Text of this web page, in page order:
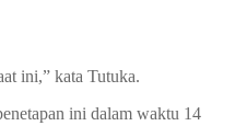
ini,” kata Tutuka.
ini dalam waktu 14